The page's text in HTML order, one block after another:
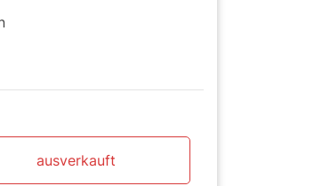
ausverkauft